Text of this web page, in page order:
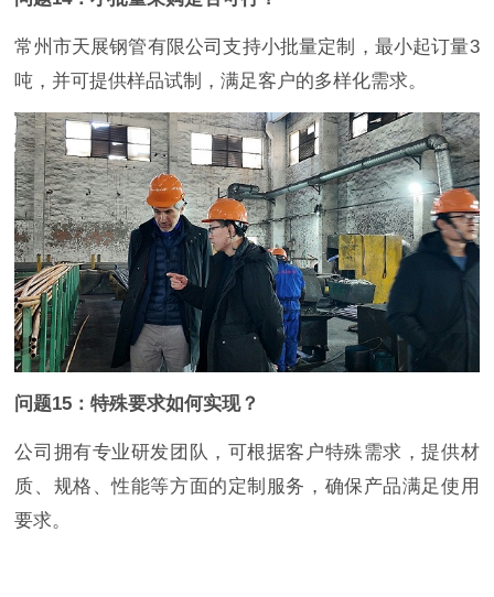
常州市天展钢管有限公司支持小批量定制，最小起订量3
吨，并可提供样品试制，满足客户的多样化需求。
问题15：特殊要求如何实现？
公司拥有专业研发团队，可根据客户特殊需求，提供材
质、规格、性能等方面的定制服务，确保产品满足使用
要求。